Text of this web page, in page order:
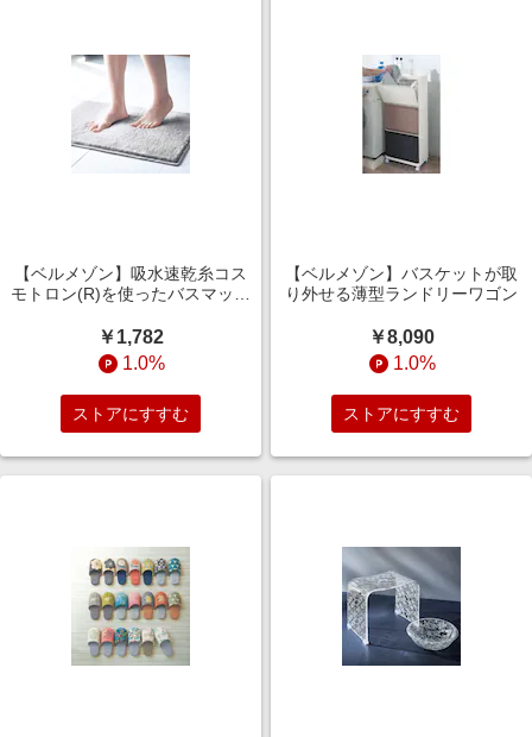
【ベルメゾン】吸水速乾糸コス
モトロン(R)を使ったバスマット
￥1,782
1.0%
ストアにすすむ
【ベルメゾン】バスケットが取
り外せる薄型ランドリーワゴン
￥8,090
1.0%
ストアにすすむ